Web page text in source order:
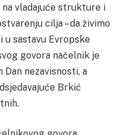
vladajuće strukture i
cilja – da živimo
u sastavu Evropske
govora načelnik je
nezavisnosti, a
Brkić